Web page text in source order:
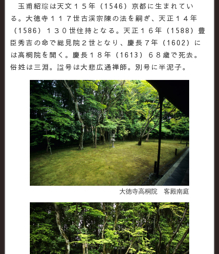
玉甫紹琮は天文１５年（1546）京都に生まれてい
る。大徳寺１１７世古渓宗陳の法を嗣ぎ、天正１４年
（1586）１３０世住持となる。天正１６年（1588）豊
臣秀吉の命で総見院２世となり、慶長７年（1602）に
は高桐院を開く。慶長１８年（1613）６８歳で死去。
俗姓は三淵。諡号は大悲広通禅師。別号に半泥子。
大徳寺高桐院 客殿南庭